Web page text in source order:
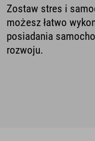
Zostaw stres i
możesz łatwo
posiadania
rozwoju.